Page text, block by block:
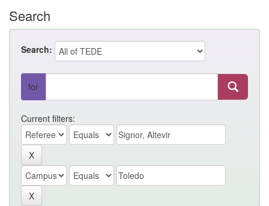
Search
Search:
for
Current filters: